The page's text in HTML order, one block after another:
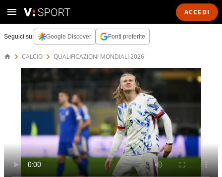
ACCEDI
Seguici su: Google Discover Fonti preferite
CALCIO QUALIFICAZIONI MONDIALI 2026